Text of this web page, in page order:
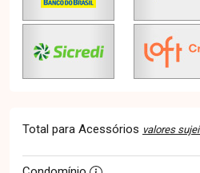
Total para Acessórios valores